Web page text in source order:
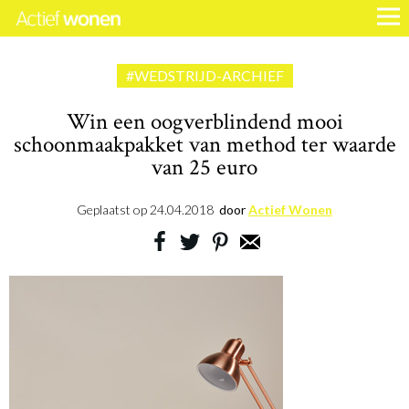
#WEDSTRIJD-ARCHIEF
Win een oogverblindend mooi
schoonmaakpakket van method ter waarde
van 25 euro
Geplaatst op 24.04.2018 doorActief Wonen